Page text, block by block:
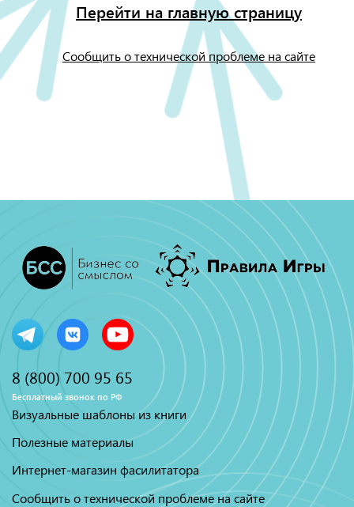
Перейти на главную страницу
Сообщить о технической проблеме на сайте
8 (800) 700 95 65
Бесплатный звонок по РФ
Визуальные шаблоны из книги
Полезные материалы
Интернет-магазин фасилитатора
Сообщить о технической проблеме на сайте